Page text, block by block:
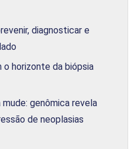
diagnosticar e
o horizonte da biópsia
genômica revela
de neoplasias